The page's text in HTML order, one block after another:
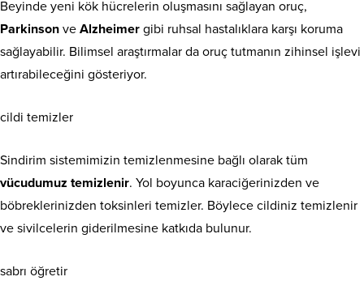
Beyinde yeni kök hücrelerin oluşmasını sağlayan oruç,
Parkinson ve Alzheimer gibi ruhsal hastalıklara karşı koruma
sağlayabilir. Bilimsel araştırmalar da oruç tutmanın zihinsel işlevi
artırabileceğini gösteriyor.
cildi temizler
Sindirim sistemimizin temizlenmesine bağlı olarak tüm
vücudumuz temizlenir. Yol boyunca karaciğerinizden ve
böbreklerinizden toksinleri temizler. Böylece cildiniz temizlenir
ve sivilcelerin giderilmesine katkıda bulunur.
sabrı öğretir